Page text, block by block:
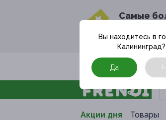
Cамые
в твоём
Москва
Акции дня Товары
Вы находитесь в
Калининград?
Да